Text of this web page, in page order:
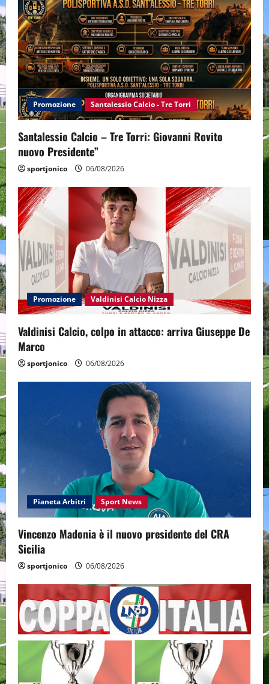
Promozione Santalessio Calcio - Tre Torri
Santalessio Calcio – Tre Torri: Giovanni Rovito
nuovo Presidente”
sportjonico 06/08/2026
Promozione Valdinisi Calcio Nizza
Valdinisi Calcio, colpo in attacco: arriva Giuseppe De
Marco
sportjonico 06/08/2026
Pianeta Arbitri Sport News
Vincenzo Madonia è il nuovo presidente del CRA
Sicilia
sportjonico 06/08/2026